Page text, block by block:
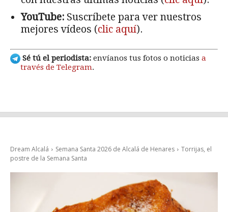
YouTube: Suscríbete para ver nuestros
mejores vídeos (clic aquí).
Sé tú el periodista: envíanos tus fotos o noticias a
través de Telegram.